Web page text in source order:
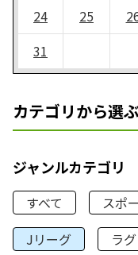
24
25
31
カテゴリから選ぶ
ジャンルカテゴリ
すべて スポ
Jリーグ
ラ